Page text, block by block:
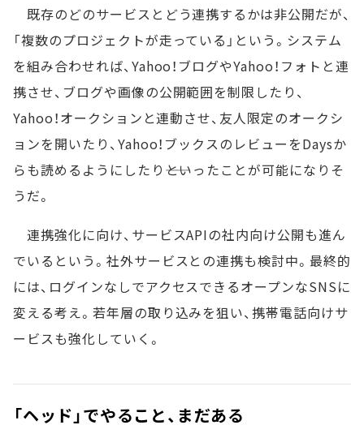
既存のどのサービスとどう連携するかは非公開だが、
「複数のプロジェクトが走っている」という。システム
を組み合わせれば、Yahoo！ブログやYahoo！フォトと連
携させ、ブログや画像の公開範囲を制限したり、
Yahoo！オークションと連動させ、友人限定のオークシ
ョンを開いたり、Yahoo！ブックスのレビューをDaysか
らも読めるようにしたり――といったことが可能になりそ
うだ。
連携強化に向け、サービスAPIの社内向け公開も進ん
でいるという。社外サービスとの連携も検討中。最終的
には、ログインなしでアクセスできるオープンなSNSに
変える考え。若年層の取り込みを狙い、携帯電話向けサ
ービスも強化していく。
「ヘッド」でやること、まだある